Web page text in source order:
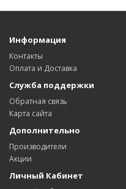
Информация
Контакты
Оплата и Доставка
Служба поддержки
Обратная связь
Карта сайта
Дополнительно
Производители
Акции
Личный Кабинет